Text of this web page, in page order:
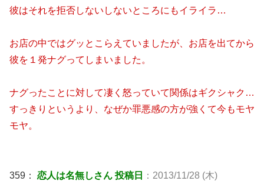
彼はそれを拒否しないしないところにもイライラ…
お店の中ではグッとこらえていましたが、お店を出てから
彼を１発ナグってしまいました。
ナグったことに対して凄く怒っていて関係はギクシャク…
すっきりというより、なぜか罪悪感の方が強くて今もモヤ
モヤ。
359： 恋人は名無しさん 投稿日
：2013/11/28 (木)